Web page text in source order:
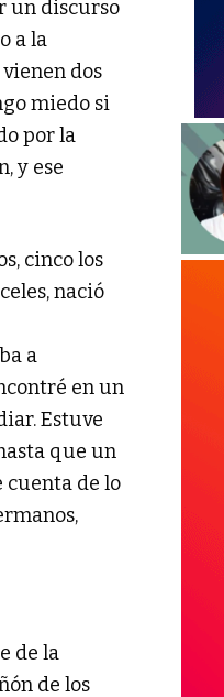
un discurso
a la
dos
miedo si
por la
y ese
cinco los
nació
a
en un
Estuve
que un
cuenta de lo
de la
de los